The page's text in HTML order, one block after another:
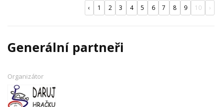
‹ 1 2 3 4 5 6 7 8 9 10 ›
Generální partneři
Organizátor